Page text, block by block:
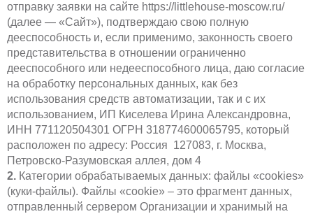
отправку заявки на сайте https://littlehouse-moscow.ru/
(далее — «Сайт»), подтверждаю свою полную
дееспособность и, если применимо, законность своего
представительства в отношении ограниченно
дееспособного или недееспособного лица, даю согласие
на обработку персональных данных, как без
использования средств автоматизации, так и с их
использованием, ИП Киселева Ирина Александровна,
ИНН 771120504301 ОГРН 318774600065795, который
расположен по адресу: Россия 127083, г. Москва,
Петровско-Разумовская аллея, дом 4
2. Категории обрабатываемых данных: файлы «cookies»
(куки-файлы). Файлы «cookie» – это фрагмент данных,
отправленный сервером Организации и хранимый на